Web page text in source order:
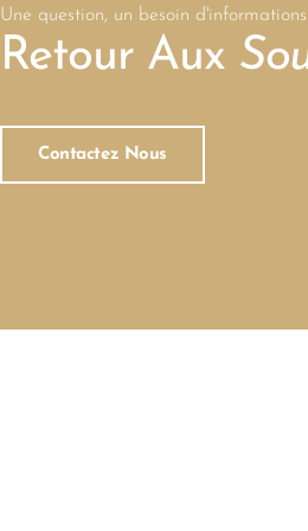
Une question, un besoin
Retour Aux
Contactez Nous